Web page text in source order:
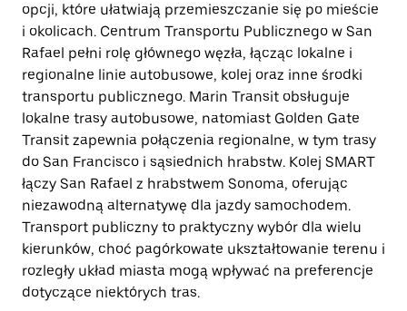
opcji, które ułatwiają przemieszczanie się po mieście
i okolicach. Centrum Transportu Publicznego w San
Rafael pełni rolę głównego węzła, łącząc lokalne i
regionalne linie autobusowe, kolej oraz inne środki
transportu publicznego. Marin Transit obsługuje
lokalne trasy autobusowe, natomiast Golden Gate
Transit zapewnia połączenia regionalne, w tym trasy
do San Francisco i sąsiednich hrabstw. Kolej SMART
łączy San Rafael z hrabstwem Sonoma, oferując
niezawodną alternatywę dla jazdy samochodem.
Transport publiczny to praktyczny wybór dla wielu
kierunków, choć pagórkowate ukształtowanie terenu i
rozległy układ miasta mogą wpływać na preferencje
dotyczące niektórych tras.